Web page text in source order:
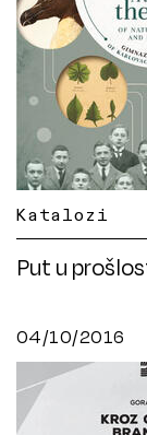
Katalozi
Put u
04/10/2016